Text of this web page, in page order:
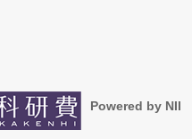
Powered by NII